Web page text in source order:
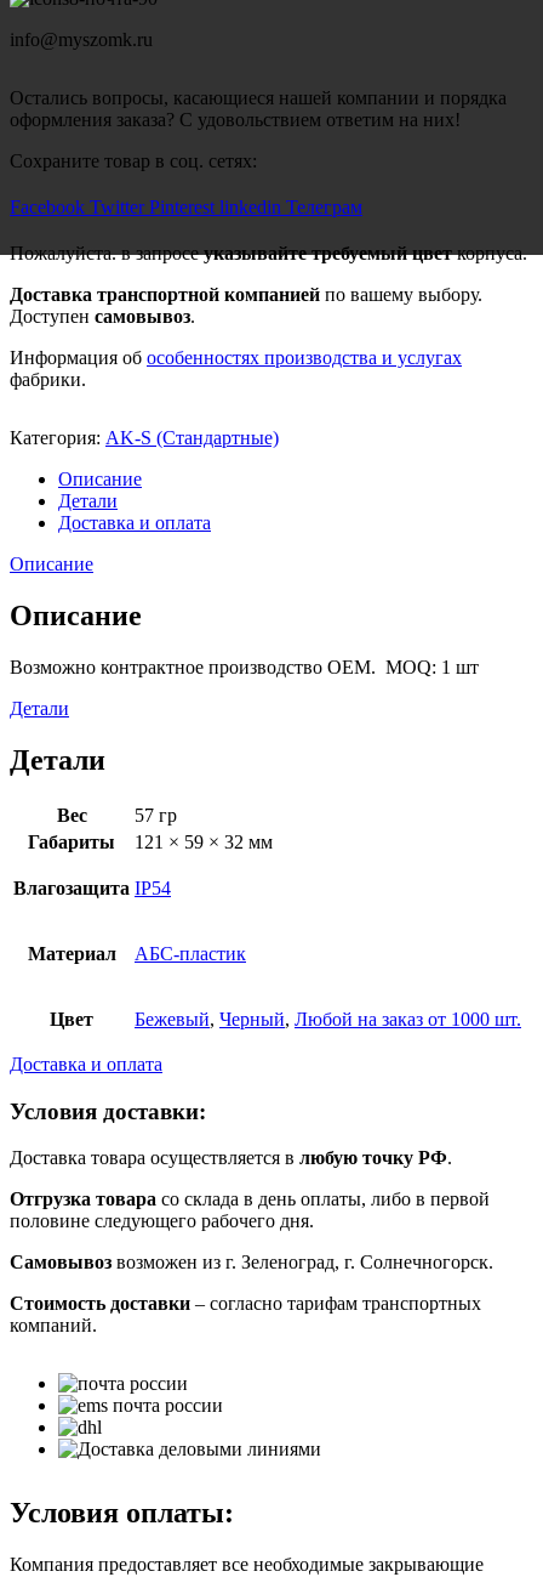
info@myszomk.ru
Остались вопросы, касающиеся нашей компании и порядка
оформления заказа? С удовольствием ответим на них!
Сохраните товар в соц. сетях:
Facebook Twitter Pinterest linkedin Телеграм
Пожалуйста. в запросеуказывайте требуемый цветкорпуса.
Доставка транспортной компанией по вашему выбору.
Доступен самовывоз.
Информация об особенностях производства и услугах
фабрики.
Категория: AK-S (Стандартные)
Описание
Детали
Доставка и оплата
Описание
Описание
Возможно контрактное производство OEM. MOQ: 1 шт
Детали
Детали
Вес
57 гр
Габариты
121 × 59 × 32 мм
Влагозащита IP54
Материал АБС-пластик
Цвет Бежевый, Черный, Любой на заказ от 1000 шт.
Доставка и оплата
Условия доставки:
Доставка товара осуществляется в любую точку РФ.
Отгрузка товара со склада в день оплаты, либо в первой
половине следующего рабочего дня.
Самовывоз возможен из г. Зеленоград, г. Солнечногорск.
Стоимость доставки – согласно тарифам транспортных
компаний.
Условия оплаты:
Компания предоставляет все необходимые закрывающие